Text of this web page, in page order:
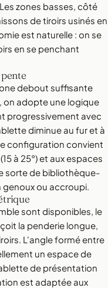
zones basses, côté
de tiroirs usinés en
est naturelle : on se
en se penchant
debout suffisante
on adopte une logique
progressivement avec
diminue au fur et à
configuration convient
à 25°) et aux espaces
sorte de bibliothèque-
ou accroupi.
sont disponibles, le
la penderie longue,
L'angle formé entre
un espace de
de présentation
est adaptée aux